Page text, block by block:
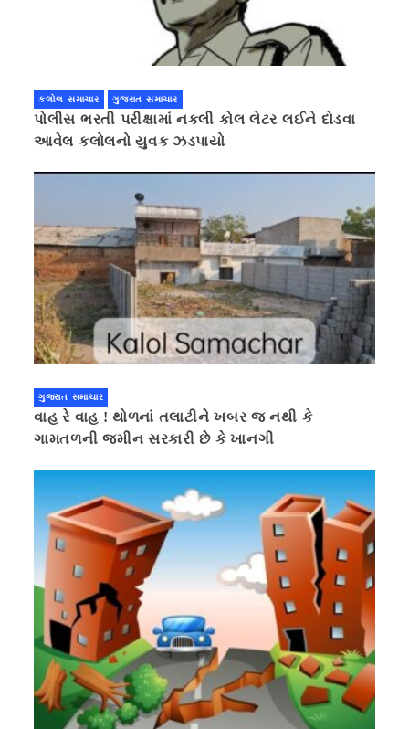
કલોલ સમાચાર ગુજરાત સમાચાર
પોલીસ ભરતી પરીક્ષામાં નકલી કોલ લેટર લઈને દોડવા
આવેલ કલોલનો યુવક ઝડપાયો
ગુજરાત સમાચાર
વાહ રે વાહ ! થોળનાં તલાટીને ખબર જ નથી કે
ગામતળની જમીન સરકારી છે કે ખાનગી